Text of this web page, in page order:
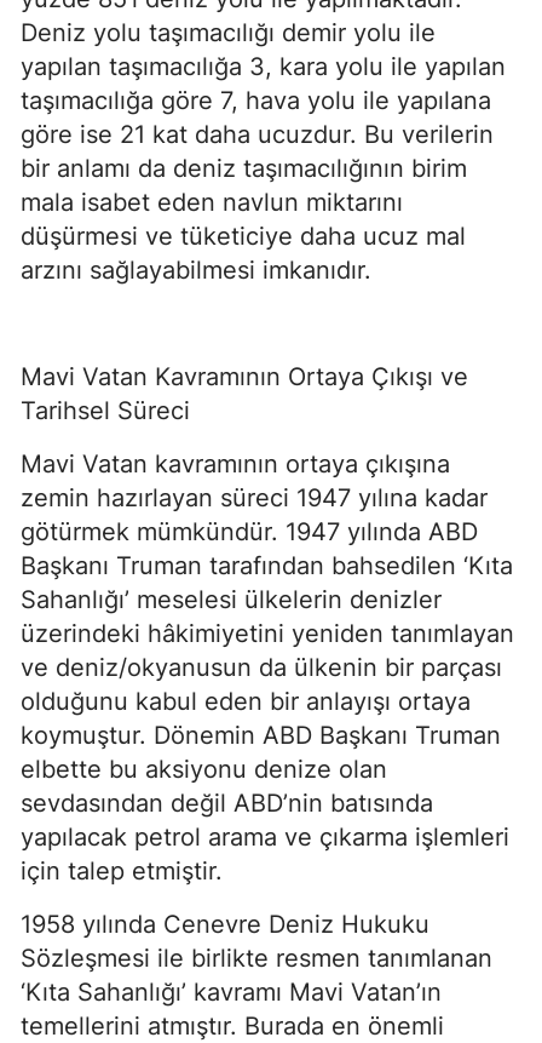
Deniz yolu taşımacılığı demir yolu ile
yapılan taşımacılığa 3, kara yolu ile yapılan
taşımacılığa göre 7, hava yolu ile yapılana
göre ise 21 kat daha ucuzdur. Bu verilerin
bir anlamı da deniz taşımacılığının birim
mala isabet eden navlun miktarını
düşürmesi ve tüketiciye daha ucuz mal
arzını sağlayabilmesi imkanıdır.
Mavi Vatan Kavramının Ortaya Çıkışı ve
Tarihsel Süreci
Mavi Vatan kavramının ortaya çıkışına
zemin hazırlayan süreci 1947 yılına kadar
götürmek mümkündür. 1947 yılında ABD
Başkanı Truman tarafından bahsedilen ‘Kıta
Sahanlığı’ meselesi ülkelerin denizler
üzerindeki hâkimiyetini yeniden tanımlayan
ve deniz/okyanusun da ülkenin bir parçası
olduğunu kabul eden bir anlayışı ortaya
koymuştur. Dönemin ABD Başkanı Truman
elbette bu aksiyonu denize olan
sevdasından değil ABD’nin batısında
yapılacak petrol arama ve çıkarma işlemleri
için talep etmiştir.
1958 yılında Cenevre Deniz Hukuku
Sözleşmesi ile birlikte resmen tanımlanan
‘Kıta Sahanlığı’ kavramı Mavi Vatan’ın
temellerini atmıştır. Burada en önemli